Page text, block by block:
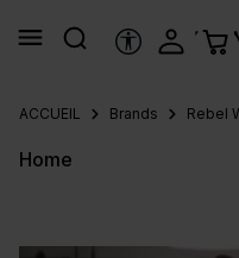
principal
OUTILS
ACCUEIL Brands Rebel
Home